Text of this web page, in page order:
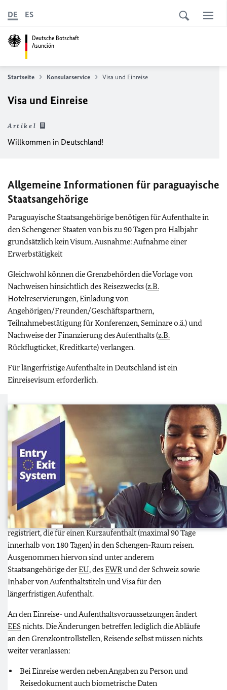
Deutsche Botschaft
Asunción
DE ES
Startseite Konsularservice Visa und Einreise
Visa und Einreise
Artikel
Willkommen in Deutschland!
Allgemeine Informationen für paraguayische
Staatsangehörige
Paraguayische Staatsangehörige benötigen für Aufenthalte in
den Schengener Staaten von bis zu 90 Tagen pro Halbjahr
grundsätzlich kein Visum. Ausnahme: Aufnahme einer
Erwerbstätigkeit
Gleichwohl können die Grenzbehörden die Vorlage von
Nachweisen hinsichtlich des Reisezwecks (z.B.
Hotelreservierungen, Einladung von
Angehörigen/Freunden/Geschäftspartnern,
Teilnahmebestätigung für Konferenzen, Seminare o.ä.) und
Nachweise der Finanzierung des Aufenthalts (z.B.
Rückflugticket, Kreditkarte) verlangen.
Für längerfristige Aufenthalte in Deutschland ist ein
Einreisevisum erforderlich.
Digitale Erfassung der Einreise in den
Schengenraum (
Das digitale Entry / Exit System (=
) ist am 10. April 2026
vollständig in Betrieb gegangen. Das System wird von allen
EU -Mitgliedstaaten (mit Ausnahme von Irland und Zypern)
sowie Island, Liechtenstein, Norwegen und der Schweiz an
deren Außengrenzen eingesetzt.
MitEES
werden Ein- und Ausreisen von Personen digital
registriert, die für einen Kurzaufenthalt (maximal 90 Tage
innerhalb von 180 Tagen) in den Schengen-Raum reisen.
Ausgenommen hiervon sind unter anderem
Staatsangehörige derEU, desEWRund der Schweiz sowie
Inhaber von Aufenthaltstiteln und Visa für den
längerfristigen Aufenthalt.
An den Einreise- und Aufenthaltsvoraussetzungen ändert
EESnichts. Die Änderungen betreffen lediglich die Abläufe
an den Grenzkontrollstellen, Reisende selbst müssen nichts
weiter veranlassen:
Bei Einreise werden neben Angaben zu Person und
Reisedokument auch biometrische Daten